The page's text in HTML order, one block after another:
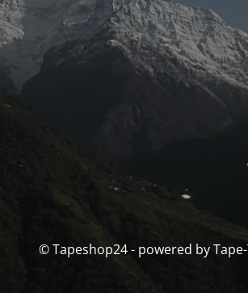
© Tapeshop24 - powered by